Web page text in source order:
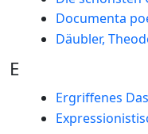
Documenta
Däubler,
E
Ergriffenes